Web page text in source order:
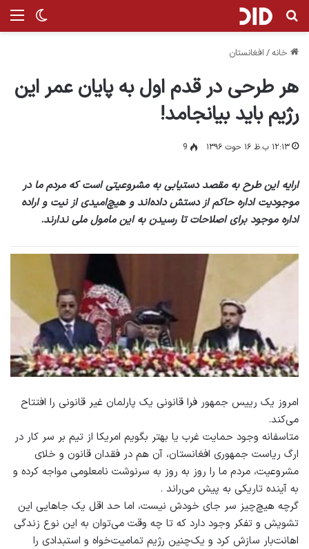
تغییر جستجو برای
خانه/ افغانستان
هر طرحی در قدم اول به پایان عمر این
رژیم باید بیانجامد!
۱۲:۱۳ ب.ظ ۱۶ حوت ۱۳۹۶ 9
ارایه این طرح به مقصد دستیابی به مشروعیتی است که مردم ما در
موجودیت اداره حاکم از دستش داده‌اند و هیچ‌امیدی از نیت و اراده
اداره موجود برای اصلاحات تا رسیدن به این مامول ملی ندارند.
امروز یک رییس جمهور فرا قانونی یک پارلمان غیر قانونی را افتتاح
می‌کند.
متاسفانه وجود حمایت غرب یا بهتر بگویم امریکا از تیم بر سر کار در
ارگ ریاست جمهوری افغانستان، آن هم در فقدان قانون و خلای
مشروعیت، مردم ما را روز به روز به سرنوشت نامعلومی مواجه کرده و
به آینده تاریکی به پیش می‌راند .
گرچه هیچ‌چیز سر جای خودش نیست، اما حد اقل یک جاهایی این
تشویش و تفکر وجود دارد که تا چه وقت می‌توان به این نوع زندگی
اهانت‌بار سازش کرد و یک‌چنین رژیم تمامیت‌خواه و استبدادی را